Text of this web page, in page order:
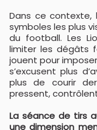
Dans ce contexte,
symboles les plus
du football. Les
limiter les dégâts
jouent pour
s’excusent plus
plus de courir
pressent,
La séance de tirs
une dimension